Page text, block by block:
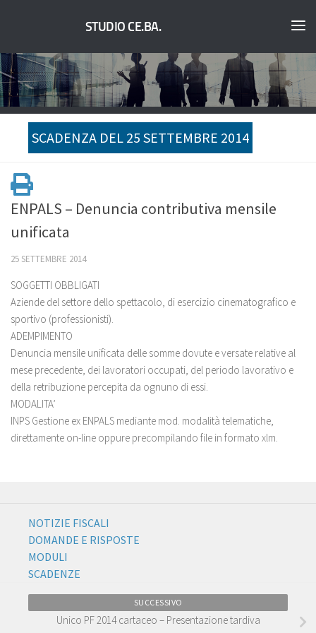
STUDIO CE.BA.
SCADENZA DEL 25 SETTEMBRE 2014
ENPALS – Denuncia contributiva mensile
unificata
25 SETTEMBRE 2014
SOGGETTI OBBLIGATI
Aziende del settore dello spettacolo, di esercizio cinematografico e
sportivo (professionisti).
ADEMPIMENTO
Denuncia mensile unificata delle somme dovute e versate relative al
mese precedente, dei lavoratori occupati, del periodo lavorativo e
della retribuzione percepita da ognuno di essi.
MODALITA’
INPS Gestione ex ENPALS mediante mod. modalità telematiche,
direttamente on-line oppure precompilando file in formato xlm.
NOTIZIE FISCALI
DOMANDE E RISPOSTE
MODULI
SCADENZE
SUCCESSIVO
Unico PF 2014 cartaceo – Presentazione tardiva